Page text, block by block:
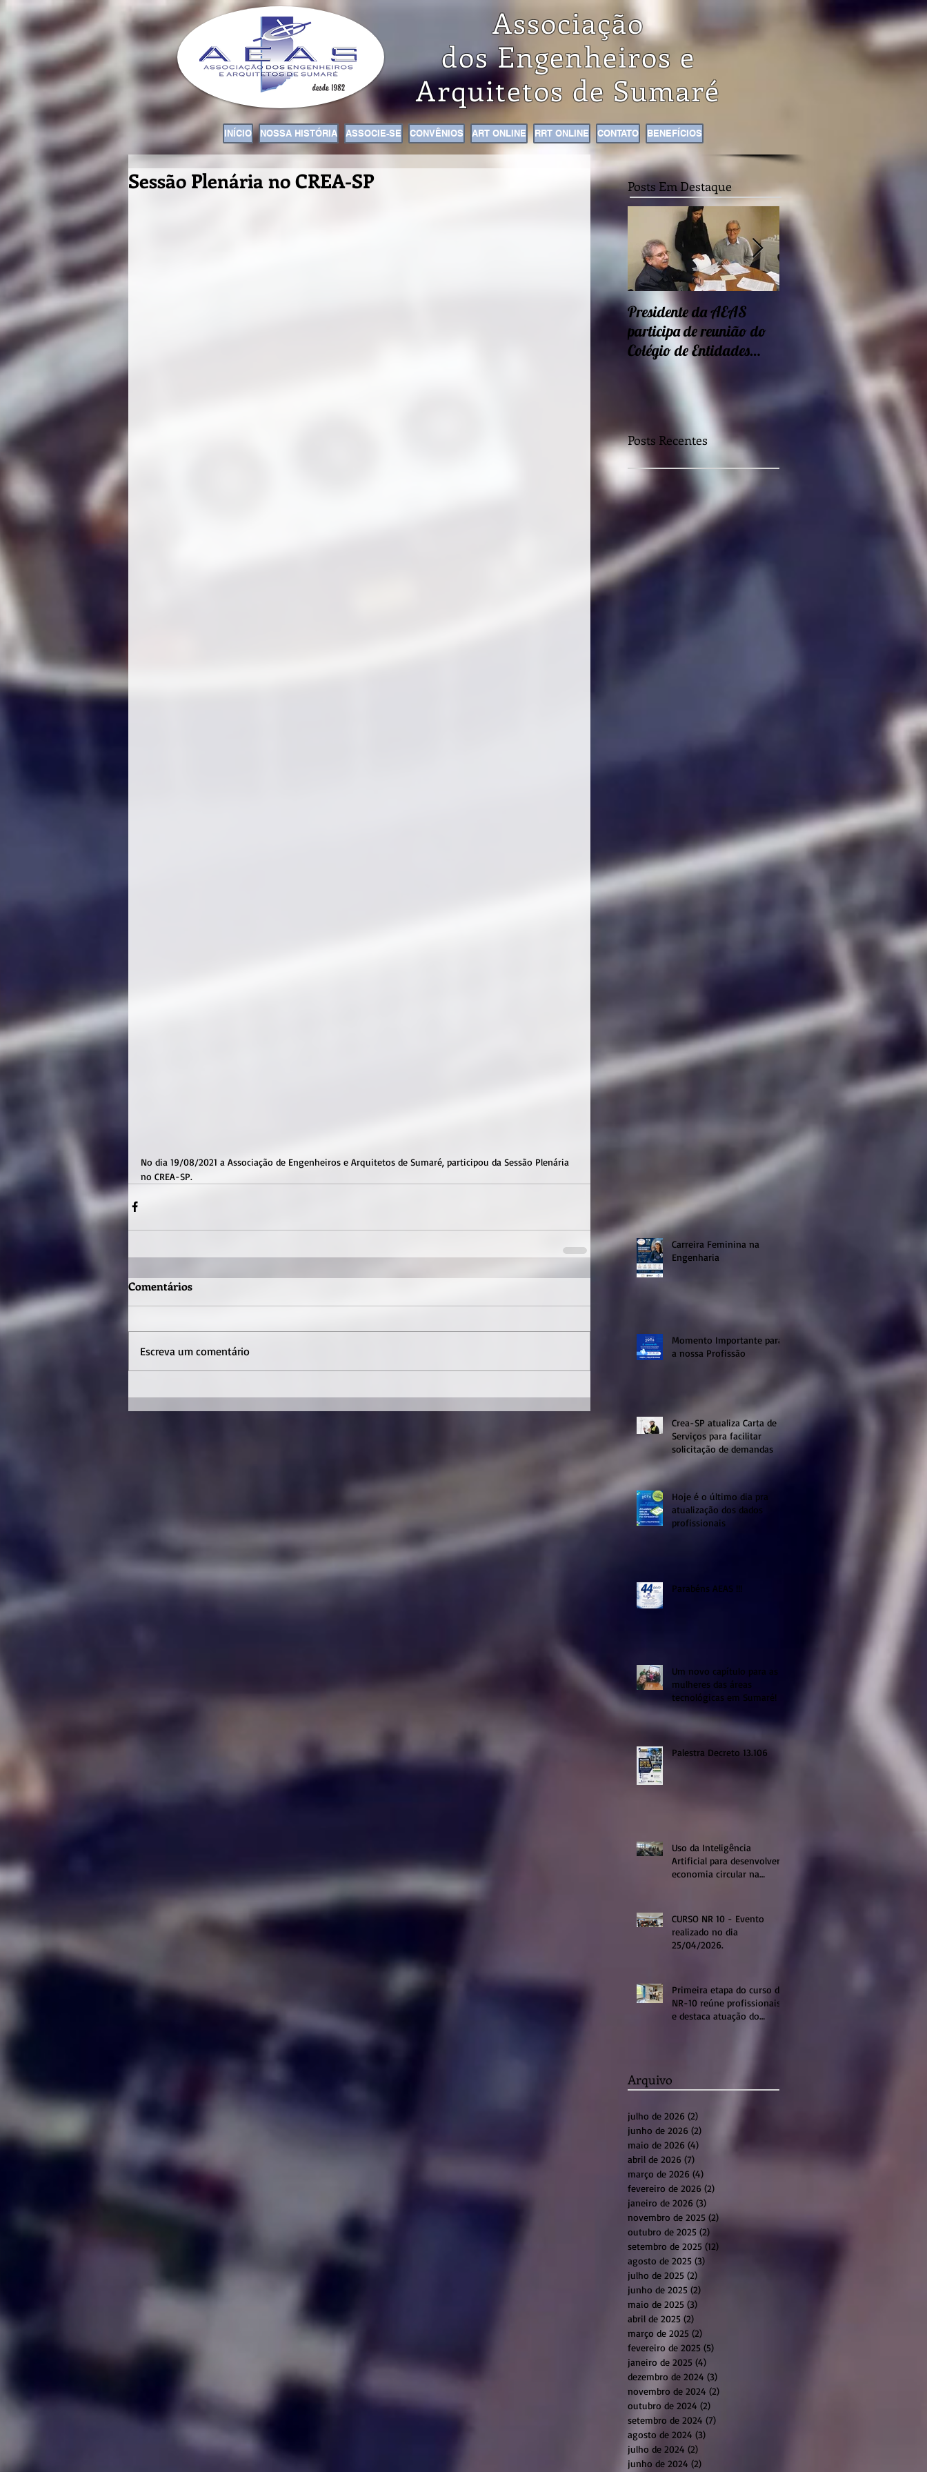
Associação
dos Engenheiros e
Arquitetos de Sumaré
INÍCIO NOSSA HISTÓRIA ASSOCIE-SE CONVÊNIOS ART ONLINE RRT ONLINE CONTATO BENEFÍCIOS
Sessão Plenária no CREA-SP
No dia 19/08/2021 a Associação de Engenheiros e Arquitetos de Sumaré, participou da Sessão Plenária
no CREA-SP.
Comentários
Escreva um comentário
Posts Em Destaque
Presidente da AEAS
participa de reunião do
Colégio de Entidades
Regionais
Encontros sobre Eficiência
energética e
sustentabilidade seguem
nessa semana
Posts Recentes
Carreira Feminina na
Engenharia
Momento Importante para
a nossa Profissão
Crea-SP atualiza Carta de
Serviços para facilitar
solicitação de demandas
Hoje é o último dia pra
atualização dos dados
profissionais
Parabéns AEAS !!!
Um novo capítulo para as
mulheres das áreas
tecnológicas em Sumaré!
Palestra Decreto 13.106
Uso da Inteligência
Artificial para desenvolver a
economia circular na
CURSO NR 10 - Evento
realizado no dia
25/04/2026.
Primeira etapa do curso de
NR-10 reúne profissionais
e destaca atuação do
Arquivo
julho de 2026 (2)
junho de 2026 (2)
maio de 2026 (4)
abril de 2026 (7)
março de 2026 (4)
fevereiro de 2026 (2)
janeiro de 2026 (3)
novembro de 2025 (2)
outubro de 2025 (2)
setembro de 2025 (12)
agosto de 2025 (3)
julho de 2025 (2)
junho de 2025 (2)
maio de 2025 (3)
abril de 2025 (2)
março de 2025 (2)
fevereiro de 2025 (5)
janeiro de 2025 (4)
dezembro de 2024 (3)
novembro de 2024 (2)
outubro de 2024 (2)
setembro de 2024 (7)
agosto de 2024 (3)
julho de 2024 (2)
junho de 2024 (2)